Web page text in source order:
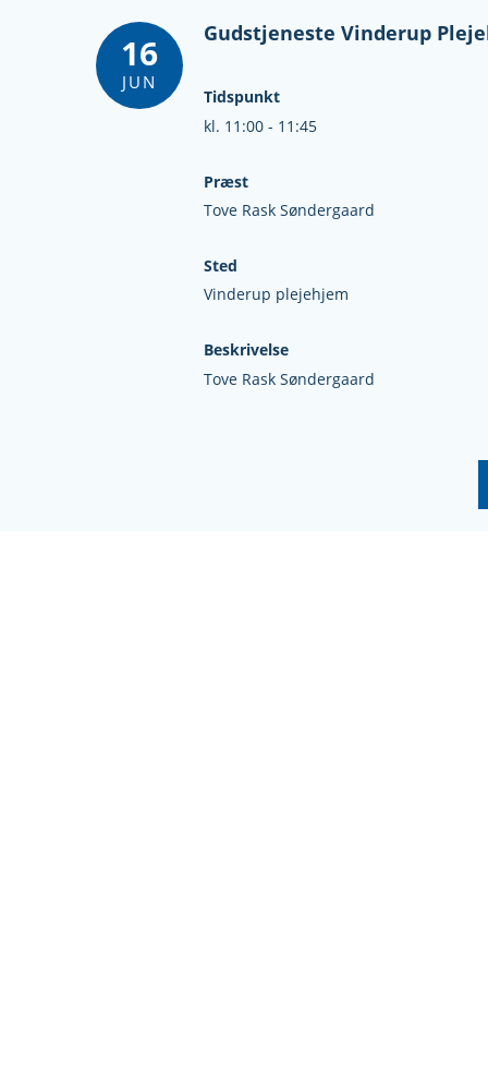
16
JUN
Gudstjeneste Vinderup
Tidspunkt
kl. 11:00 - 11:45
Præst
Tove Rask Søndergaard
Sted
Vinderup plejehjem
Beskrivelse
Tove Rask Søndergaard